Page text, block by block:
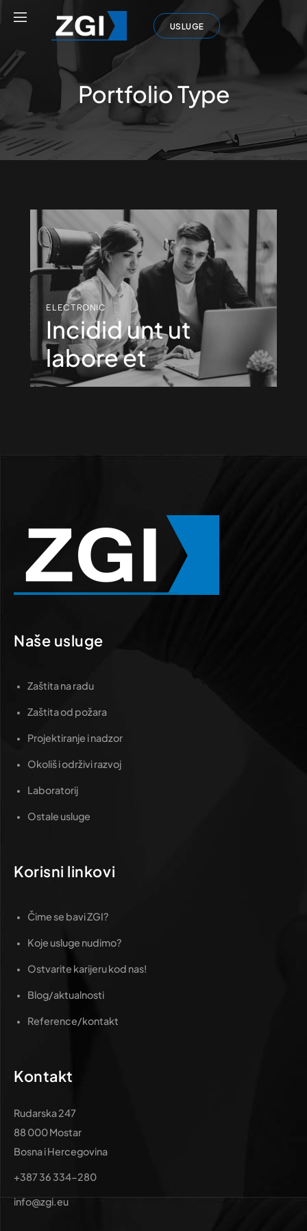
USLUGE
Portfolio Type
ELECTRONIC
Incidid unt ut
labore et
Naše usluge
Zaštita na radu
Zaštita od požara
Projektiranje i nadzor
Okoliš i održivi razvoj
Laboratorij
Ostale usluge
Korisni linkovi
Čime se bavi ZGI?
Koje usluge nudimo?
Ostvarite karijeru kod nas!
Blog/aktualnosti
Reference/kontakt
Kontakt
Rudarska 247
88 000 Mostar
Bosna i Hercegovina
+387 36 334-280
info@zgi.eu